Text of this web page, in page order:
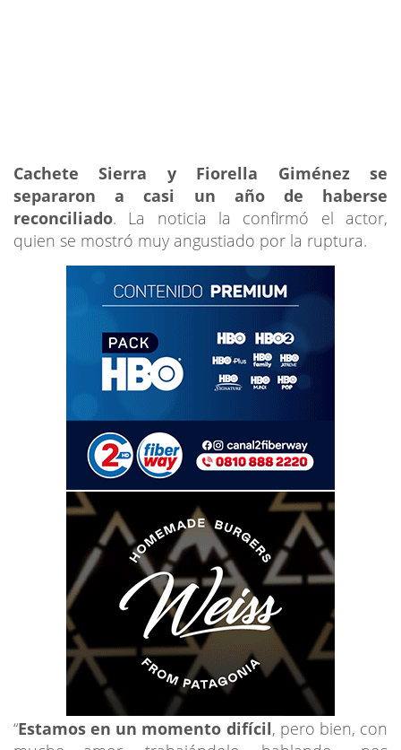
Cachete Sierra y Fiorella Giménez se
separaron a casi un año de haberse
reconciliado. La noticia la confirmó el actor,
quien se mostró muy angustiado por la ruptura.
“Estamos en un momento difícil, pero bien, con